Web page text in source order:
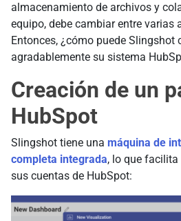
almacenamiento de archivos y
equipo, debe cambiar entre varias
Entonces, ¿cómo puede Slingshot
agradablemente su sistema
Creación de un
HubSpot
Slingshot tiene una máquina de
completa integrada, lo que
sus cuentas de HubSpot: